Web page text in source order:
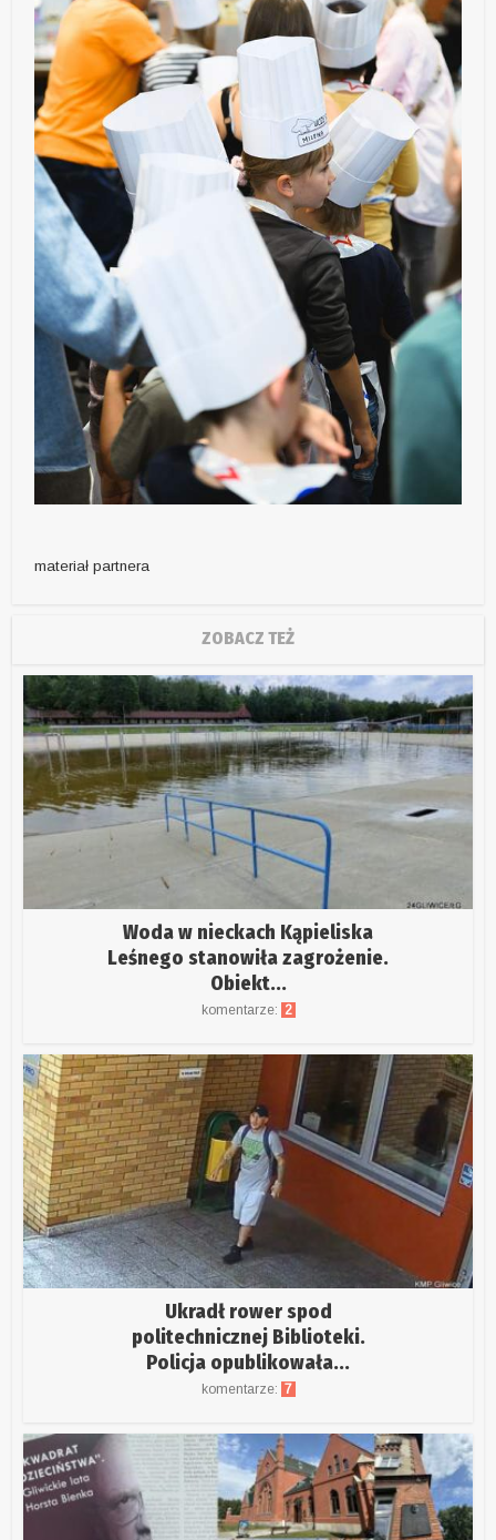
materiał partnera
ZOBACZ TEŻ
Woda w nieckach Kąpieliska
Leśnego stanowiła zagrożenie.
Obiekt...
komentarze: 2
Ukradł rower spod
politechnicznej Biblioteki.
Policja opublikowała...
komentarze: 7